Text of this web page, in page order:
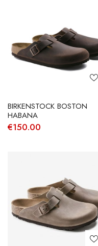
BIRKENSTOCK BOSTON
HABANA
€150.00